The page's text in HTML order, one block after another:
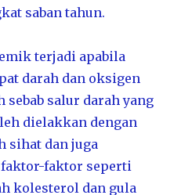
saban tahun.
terjadi apabila
darah dan oksigen
salur darah yang
dielakkan dengan
sihat dan juga
faktor-faktor seperti
kolesterol dan gula